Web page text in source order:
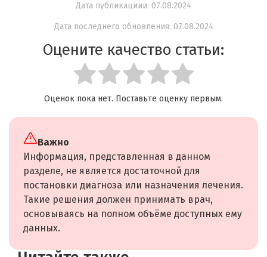
Дата публикациии: 07.08.2024
Дата последнего обновления: 07.08.2024
Оцените качество статьи:
Оценок пока нет. Поставьте оценку первым.
Важно
Информация, представленная в данном
разделе, не является достаточной для
постановки диагноза или назначения лечения.
Такие решения должен принимать врач,
основываясь на полном объёме доступных ему
данных.